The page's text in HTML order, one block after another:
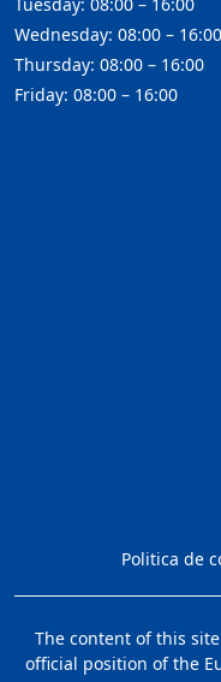
Wednesday: 08:00 – 16:00
Thursday: 08:00 – 16:00
Friday: 08:00 – 16:00
Politica de
The content of this
official position of the